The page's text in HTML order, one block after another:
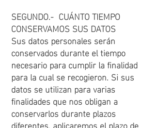
SEGUNDO.- CUÁNTO TIEMPO
CONSERVAMOS SUS DATOS
Sus datos personales serán
conservados durante el tiempo
necesario para cumplir la finalidad
para la cual se recogieron. Si sus
datos se utilizan para varias
finalidades que nos obligan a
conservarlos durante plazos